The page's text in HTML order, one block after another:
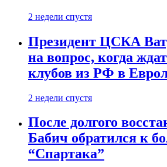
2 недели спустя
Президент ЦСКА
на вопрос, когда
клубов из РФ в
2 недели спустя
После долгого
Бабич обратился к
“Спартака”